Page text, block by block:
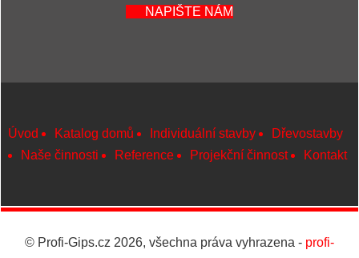
NAPIŠTE NÁM
Úvod Katalog domů Individuální stavby
Dřevostavby
Naše činnosti
Reference Projekční činnost Kontakt
© Profi-Gips.cz 2026, všechna práva vyhrazena - profi-